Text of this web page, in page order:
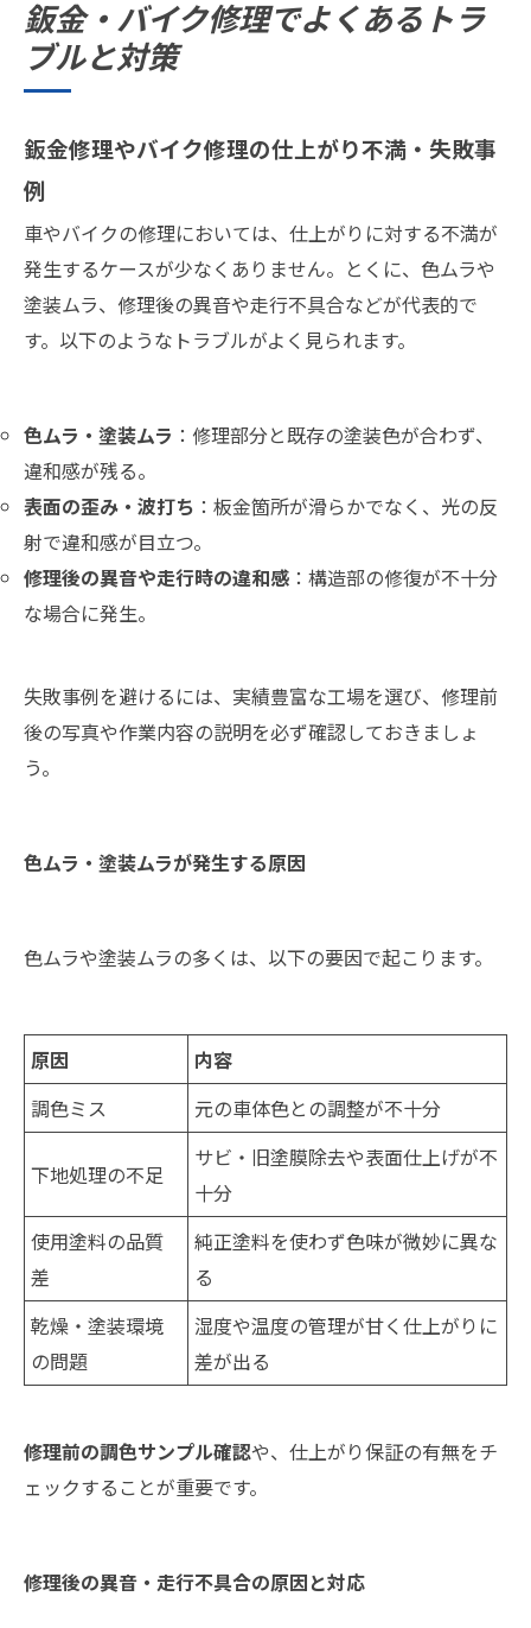
鈑金・バイク修理でよくあるトラ
ブルと対策
鈑金修理やバイク修理の仕上がり不満・失敗事
例
車やバイクの修理においては、仕上がりに対する不満が
発生するケースが少なくありません。とくに、色ムラや
塗装ムラ、修理後の異音や走行不具合などが代表的で
す。以下のようなトラブルがよく見られます。
色ムラ・塗装ムラ ：修理部分と既存の塗装色が合わず、
違和感が残る。
表面の歪み・波打ち ：板金箇所が滑らかでなく、光の反
射で違和感が目立つ。
修理後の異音や走行時の違和感 ：構造部の修復が不十分
な場合に発生。
失敗事例を避けるには、実績豊富な工場を選び、修理前
後の写真や作業内容の説明を必ず確認しておきましょ
う。
色ムラ・塗装ムラが発生する原因
色ムラや塗装ムラの多くは、以下の要因で起こります。
原因
内容
調色ミス
元の車体色との調整が不十分
下地処理の不足
サビ・旧塗膜除去や表面仕上げが不
十分
使用塗料の品質
差
純正塗料を使わず色味が微妙に異な
る
乾燥・塗装環境
の問題
湿度や温度の管理が甘く仕上がりに
差が出る
修理前の調色サンプル確認や、仕上がり保証の有無をチ
ェックすることが重要です。
修理後の異音・走行不具合の原因と対応